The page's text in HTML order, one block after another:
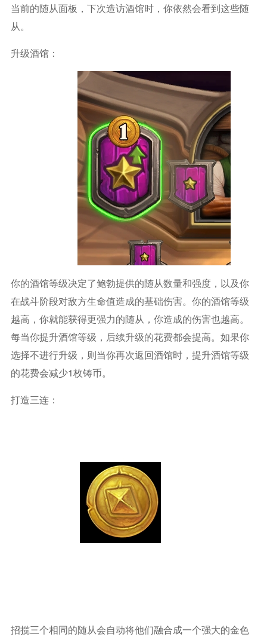
当前的随从面板，下次造访酒馆时，你依然会看到这些随
从。
升级酒馆：
你的酒馆等级决定了鲍勃提供的随从数量和强度，以及你
在战斗阶段对敌方生命值造成的基础伤害。你的酒馆等级
越高，你就能获得更强力的随从，你造成的伤害也越高。
每当你提升酒馆等级，后续升级的花费都会提高。如果你
选择不进行升级，则当你再次返回酒馆时，提升酒馆等级
的花费会减少1枚铸币。
打造三连：
招揽三个相同的随从会自动将他们融合成一个强大的金色